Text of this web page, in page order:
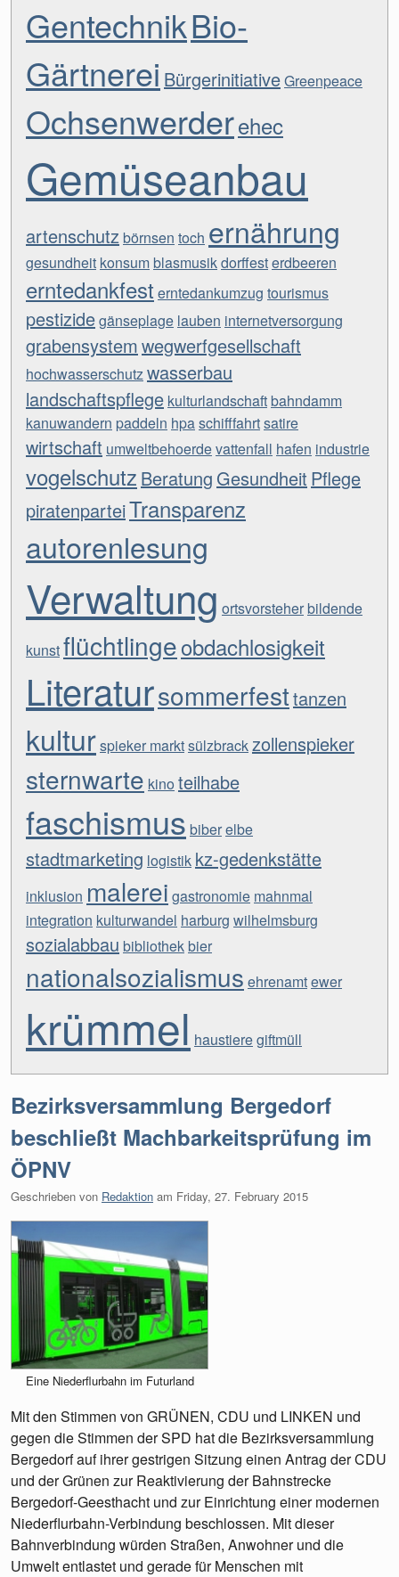
GentechnikBio-
Gärtnerei BürgerinitiativeGreenpeace
Ochsenwerderehec
Gemüseanbau
artenschutzbörnsen toch ernährung
gesundheit konsumblasmusikdorffesterdbeeren
erntedankfest erntedankumzug tourismus
pestizidegänseplage lauben internetversorgung
grabensystemwegwerfgesellschaft
hochwasserschutzwasserbau
landschaftspflege kulturlandschaftbahndamm
kanuwandern paddeln hpaschifffahrtsatire
wirtschaft umweltbehoerdevattenfall hafen industrie
vogelschutz Beratung Gesundheit Pflege
piratenparteiTransparenz
autorenlesung
Verwaltung ortsvorsteherbildende
kunstflüchtlingeobdachlosigkeit
Literatursommerfesttanzen
kulturspieker marktsülzbrackzollenspieker
sternwarte kino teilhabe
faschismus biberelbe
stadtmarketing logistik kz-gedenkstätte
inklusion malerei gastronomie mahnmal
integration kulturwandel harburg wilhelmsburg
sozialabbau bibliothekbier
nationalsozialismus ehrenamtewer
krümmel haustieregiftmüll
Bezirksversammlung Bergedorf
beschließt Machbarkeitsprüfung im
ÖPNV
Geschrieben von Redaktion am Friday, 27. February 2015
Eine Niederflurbahn im Futurland
Mit den Stimmen von GRÜNEN, CDU und LINKEN und
gegen die Stimmen der SPD hat die Bezirksversammlung
Bergedorf auf ihrer gestrigen Sitzung einen Antrag der CDU
und der Grünen zur Reaktivierung der Bahnstrecke
Bergedorf-Geesthacht und zur Einrichtung einer modernen
Niederflurbahn-Verbindung beschlossen. Mit dieser
Bahnverbindung würden Straßen, Anwohner und die
Umwelt entlastet und gerade für Menschen mit